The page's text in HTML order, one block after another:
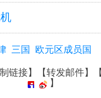
三国 欧元区成员国
链接】【转发邮件】
】